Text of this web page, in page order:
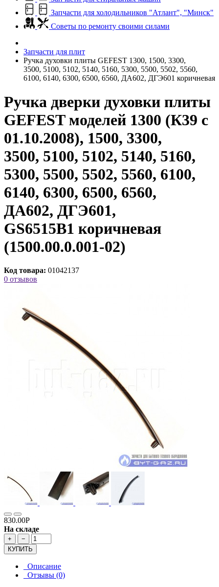
Запчасти для холодильников "Атлант", "Минск"
Советы по ремонту своими силами
Запчасти для плит
Ручка духовки плиты GEFEST 1300, 1500, 3300,
3500, 5100, 5102, 5140, 5160, 5300, 5500, 5502, 5560,
6100, 6140, 6300, 6500, 6560, ДА602, ДГЭ601 коричневая
Ручка дверки духовки плиты
GEFEST моделей 1300 (К39 с
01.10.2008), 1500, 3300,
3500, 5100, 5102, 5140, 5160,
5300, 5500, 5502, 5560, 6100,
6140, 6300, 6500, 6560,
ДА602, ДГЭ601,
GS6515B1 коричневая
(1500.00.0.001-02)
Код товара: 01042137
0 отзывов
830.00Р
На складе
+
−
КУПИТЬ
Описание
Отзывы (0)